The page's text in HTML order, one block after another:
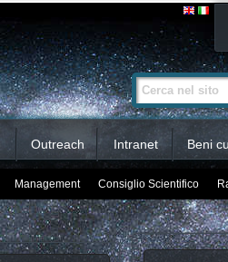
Cerca nel sito
Ricerca
avanzata…
Outreach Intranet Beni
Management Consiglio Scientifico